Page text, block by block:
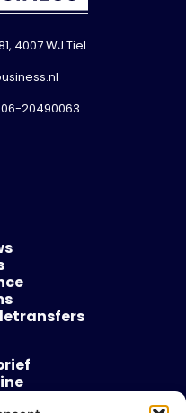
4007 WJ Tiel
06-20490063